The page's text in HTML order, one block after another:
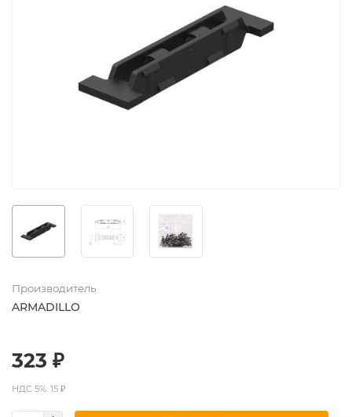
Производитель
ARMADILLO
323 ₽
НДС 5%: 15 ₽